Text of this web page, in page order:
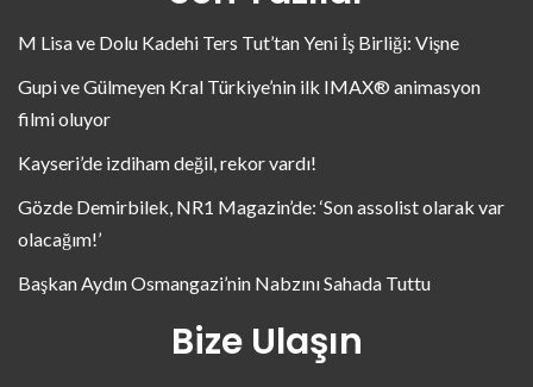
M Lisa ve Dolu Kadehi Ters Tut’tan Yeni İş Birliği: Vişne
Gupi ve Gülmeyen Kral Türkiye’nin ilk IMAX® animasyon
filmi oluyor
Kayseri’de izdiham değil, rekor vardı!
Gözde Demirbilek, NR1 Magazin’de: ‘Son assolist olarak var
olacağım!’
Başkan Aydın Osmangazi’nin Nabzını Sahada Tuttu
Bize Ulaşın